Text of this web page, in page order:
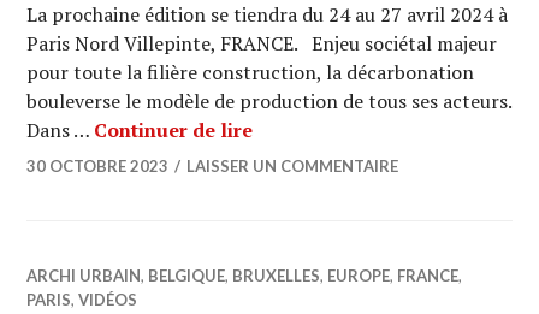
La prochaine édition se tiendra du 24 au 27 avril 2024 à
Paris Nord Villepinte, FRANCE. Enjeu sociétal majeur
pour toute la filière construction, la décarbonation
bouleverse le modèle de production de tous ses acteurs.
Dans … Continuer de lireINTERMAT, le salon des
30 OCTOBRE 2023 LAISSER UN COMMENTAIRE
ARCHI URBAIN, BELGIQUE, BRUXELLES, EUROPE, FRANCE,
PARIS,VIDÉOS